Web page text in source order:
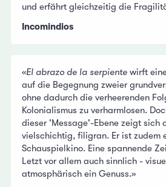
und erfährt gleichzeitig die
Incomindios
«El abrazo de la serpiente wirft
auf die Begegnung zweier
ohne dadurch die verheerenden
Kolonialismus zu verharmlosen.
dieser 'Message'-Ebene zeigt sich
vielschichtig, filigran. Er ist zudem
Schauspielkino. Eine spannende
Letzt vor allem auch sinnlich -
atmosphärisch ein Genuss.»